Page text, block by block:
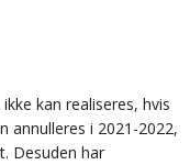
kan realiseres, hvis
annulleres i 2021-2022,
Desuden har